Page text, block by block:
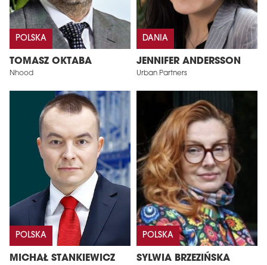
POLSKA
TOMASZ OKTABA
Nhood
DANIA
JENNIFER ANDERSSON
Urban Partners
POLSKA
MICHAŁ STANKIEWICZ
POLSKA
SYLWIA BRZEZIŃSKA